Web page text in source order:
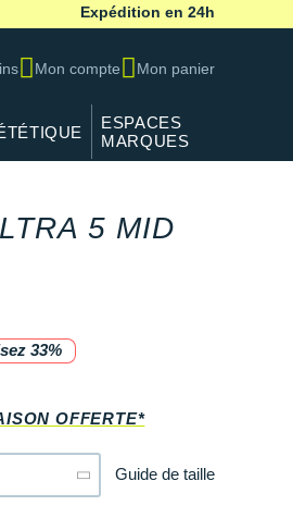
Expédition en 24h
Mon compte Mon panier
ESPACES
MARQUES
5 MID
L47754400
33%
OFFERTE*
Guide de taille